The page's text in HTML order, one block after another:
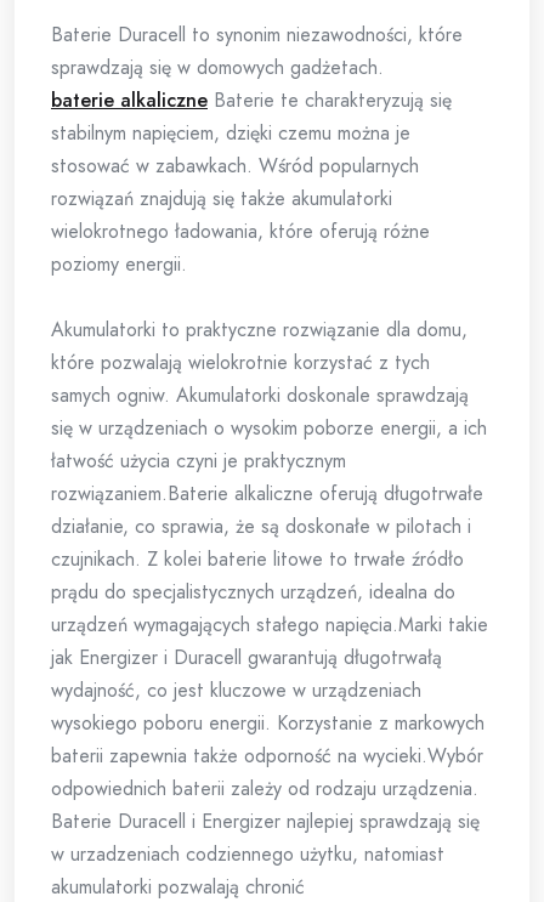
Baterie Duracell to synonim niezawodności, które
sprawdzają się w domowych gadżetach.
baterie alkaliczne Baterie te charakteryzują się
stabilnym napięciem, dzięki czemu można je
stosować w zabawkach. Wśród popularnych
rozwiązań znajdują się także akumulatorki
wielokrotnego ładowania, które oferują różne
poziomy energii.
Akumulatorki to praktyczne rozwiązanie dla domu,
które pozwalają wielokrotnie korzystać z tych
samych ogniw. Akumulatorki doskonale sprawdzają
się w urządzeniach o wysokim poborze energii, a ich
łatwość użycia czyni je praktycznym
rozwiązaniem.Baterie alkaliczne oferują długotrwałe
działanie, co sprawia, że są doskonałe w pilotach i
czujnikach. Z kolei baterie litowe to trwałe źródło
prądu do specjalistycznych urządzeń, idealna do
urządzeń wymagających stałego napięcia.Marki takie
jak Energizer i Duracell gwarantują długotrwałą
wydajność, co jest kluczowe w urządzeniach
wysokiego poboru energii. Korzystanie z markowych
baterii zapewnia także odporność na wycieki.Wybór
odpowiednich baterii zależy od rodzaju urządzenia.
Baterie Duracell i Energizer najlepiej sprawdzają się
w urzadzeniach codziennego użytku, natomiast
akumulatorki pozwalają chronić